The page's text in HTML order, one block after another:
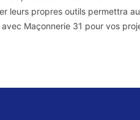
leurs propres outils permettra
Maçonnerie 31 pour vos